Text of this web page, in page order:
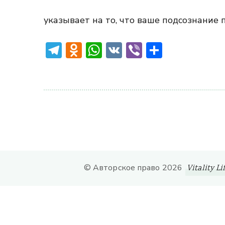
указывает на то, что ваше подсознание
Telegram
Odnoklassniki
WhatsApp
VKViber
© Авторское право 2026 Vitality